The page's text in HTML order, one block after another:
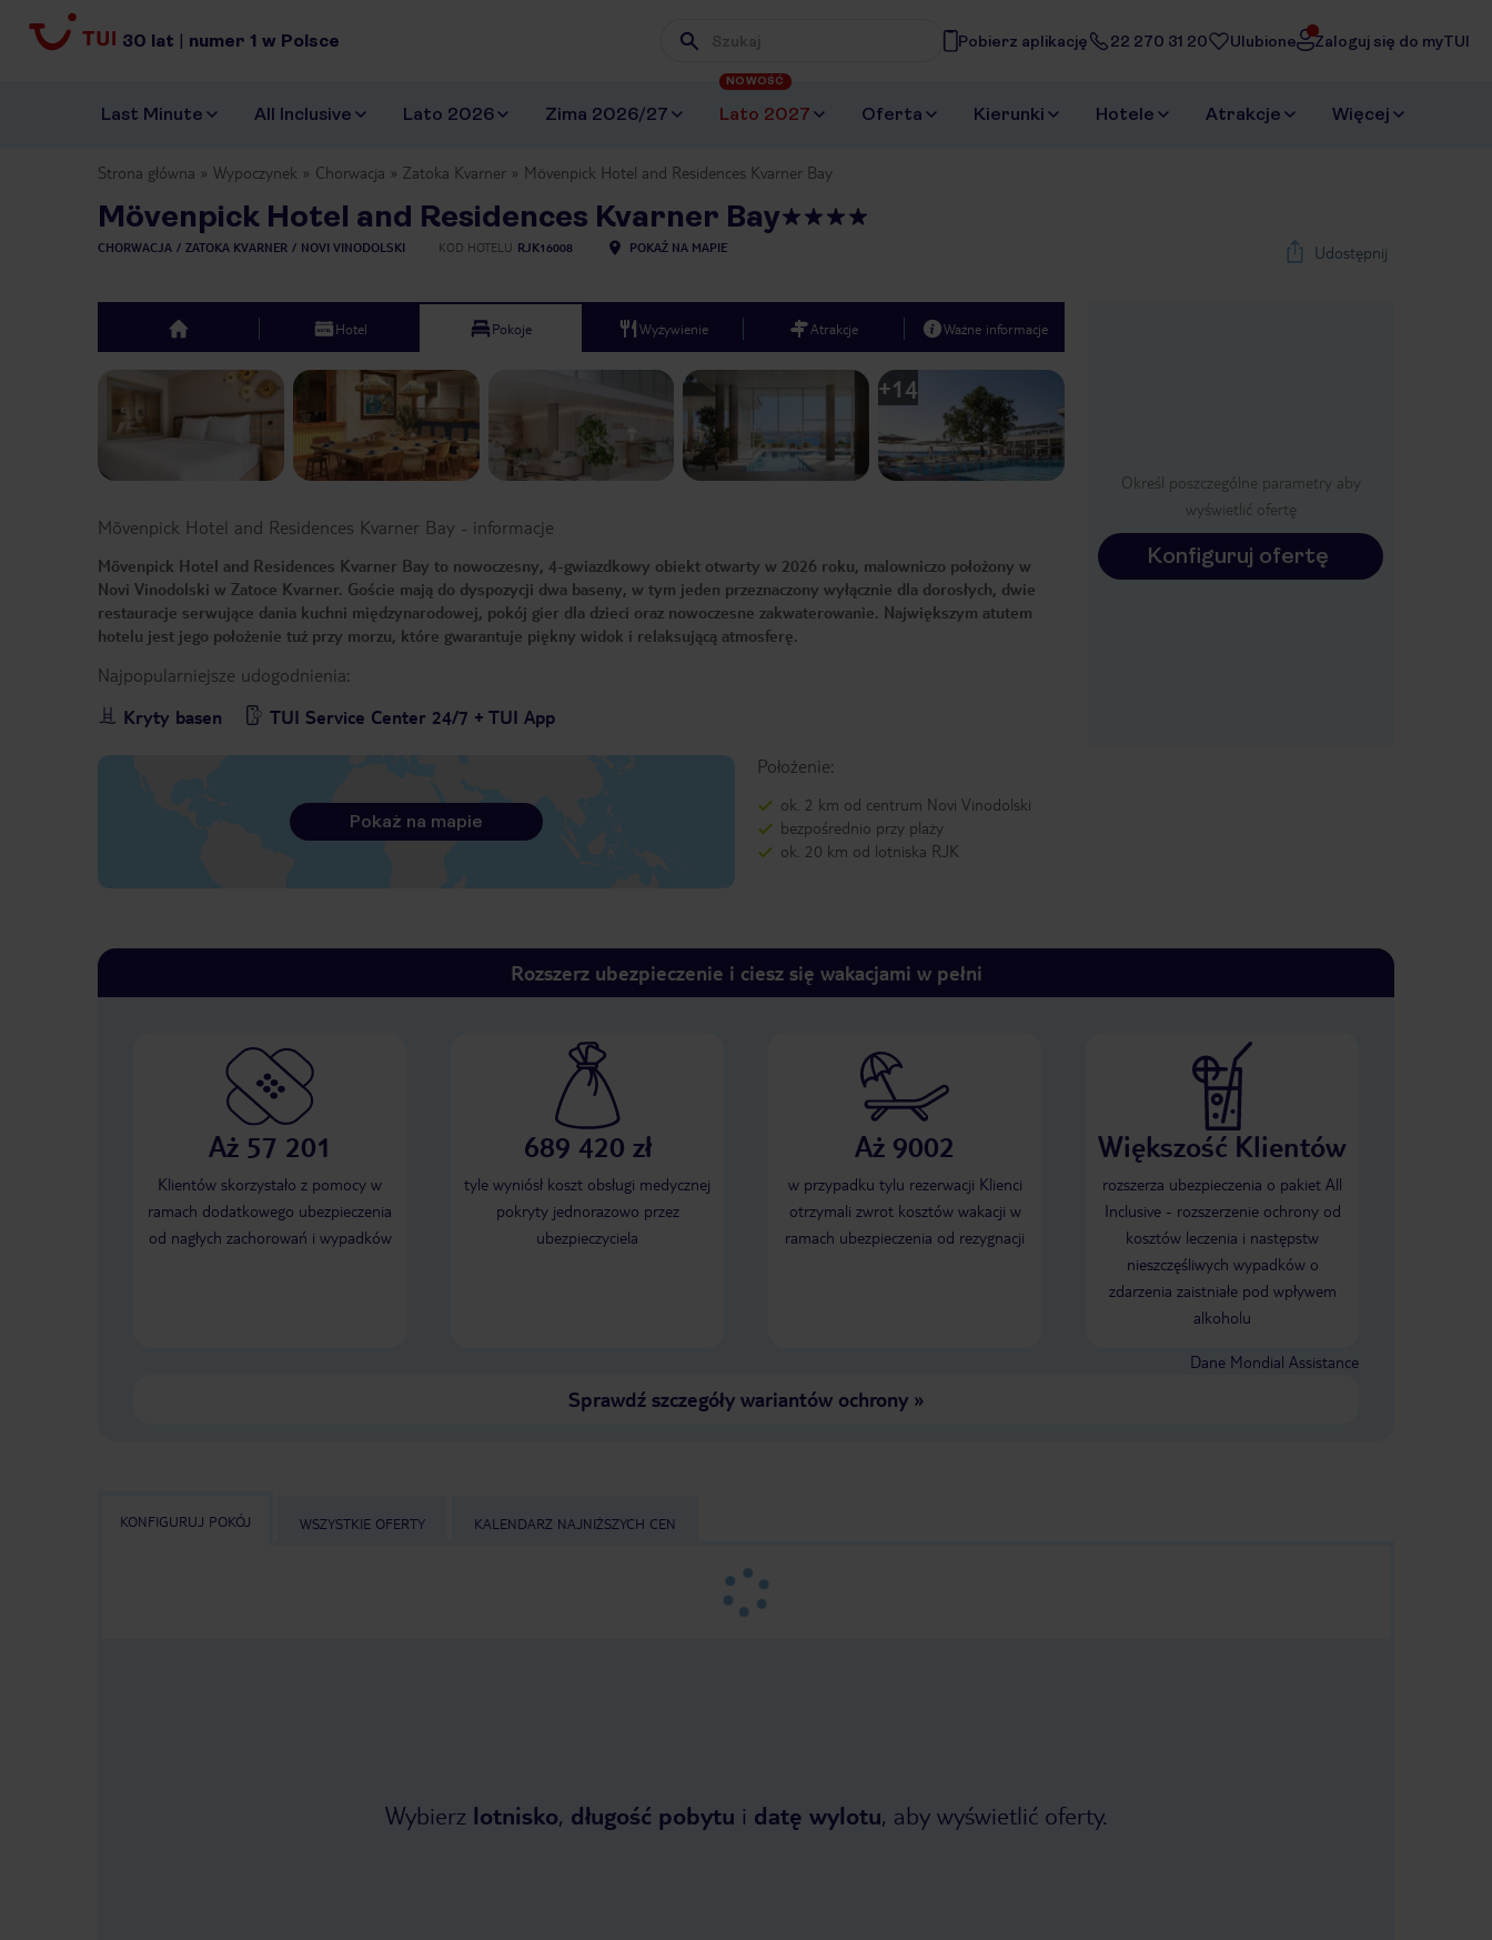
30 lat | numer 1 w Polsce Wpisz frazę, której szukasz
Pobierz aplikację 22 270 31 20 Ulubione Zaloguj się do myTUI
Last Minute All Inclusive Lato 2026 Zima 2026/27 Lato 2027
NOWOŚĆ
Oferta Kierunki Hotele Atrakcje Więcej
Strona główna Wypoczynek Chorwacja Zatoka Kvarner Mövenpick Hotel and Residences Kvarner Bay
Mövenpick Hotel and Residences Kvarner Bay
CHORWACJA ZATOKA KVARNER NOVI VINODOLSKI KOD HOTELU RJK16008 POKAŻ NA MAPIE Udostępnij
Określ poszczególne parametry aby
wyświetlić ofertę
Konfiguruj ofertę
top Hotel Pokoje Wyżywienie Atrakcje Ważne informacje
Previous slide Next slide
1 /20
+14
Mövenpick Hotel and Residences Kvarner Bay - informacje
Mövenpick Hotel and Residences Kvarner Bay to nowoczesny, 4-gwiazdkowy obiekt otwarty w 2026 roku, malowniczo położony w
Novi Vinodolski w Zatoce Kvarner. Goście mają do dyspozycji dwa baseny, w tym jeden przeznaczony wyłącznie dla dorosłych, dwie
restauracje serwujące dania kuchni międzynarodowej, pokój gier dla dzieci oraz nowoczesne zakwaterowanie. Największym atutem
hotelu jest jego położenie tuż przy morzu, które gwarantuje piękny widok i relaksującą atmosferę.
Najpopularniejsze udogodnienia:
Kryty basen
TUI Service Center 24/7 + TUI App
Położenie:
ok. 2 km od centrum Novi Vinodolski
bezpośrednio przy plaży
ok. 20 km od lotniska RJK
Pokaż na mapie
Rozszerz ubezpieczenie i ciesz się wakacjami w pełni
Aż 57 201
Klientów skorzystało z pomocy w
ramach dodatkowego ubezpieczenia
od nagłych zachorowań i wypadków
689 420 zł
tyle wyniósł koszt obsługi medycznej
pokryty jednorazowo przez
ubezpieczyciela
Aż 9002
w przypadku tylu rezerwacji Klienci
otrzymali zwrot kosztów wakacji w
ramach ubezpieczenia od rezygnacji
Większość Klientów
rozszerza ubezpieczenia o pakiet All
Inclusive - rozszerzenie ochrony od
kosztów leczenia i następstw
nieszczęśliwych wypadków o
zdarzenia zaistniałe pod wpływem
alkoholu
Dane Mondial Assistance
Sprawdź szczegóły wariantów ochrony»
KONFIGURUJ POKÓJ WSZYSTKIE OFERTY KALENDARZ NAJNIŻSZYCH CEN
Wybierz lotnisko, długość pobytu i datę wylotu, aby wyświetlić oferty.